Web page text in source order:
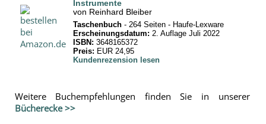
Instrumente
von Reinhard Bleiber
Taschenbuch- 264 Seiten -‎ Haufe-Lexware
Erscheinungsdatum: 2. Auflage Juli 2022
ISBN: 3648165372
Preis: EUR 24,95
Kundenrezension lesen
Weitere Buchempfehlungen finden Sie in unserer
Bücherecke >>